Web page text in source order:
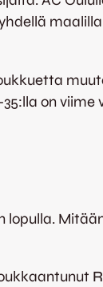
on
lopulla.